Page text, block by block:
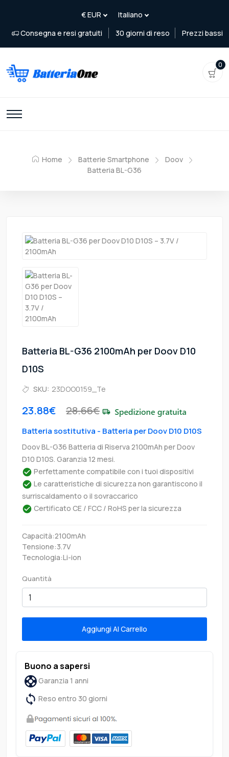
Consegna e resi gratuiti 30 giorni di reso Prezzi bassi
0
Home Batterie Smartphone
Doov
Batteria BL-G36
Batteria BL-G36 2100mAh per Doov D10
D10S
SKU: 23DOO0159_Te
23.88€ 28.66€
Batteria sostitutiva - Batteria per Doov D10 D10S
Doov BL-G36 Batteria di Riserva 2100mAh per Doov
D10 D10S. Garanzia 12 mesi.
Perfettamente compatibile con i tuoi dispositivi
Le caratteristiche di sicurezza non garantiscono il
surriscaldamento o il sovraccarico
Certificato CE / FCC / RoHS per la sicurezza
Capacità:2100mAh
Tensione:3.7V
Tecnologia:Li-ion
Quantità
Aggiungi Al Carrello
Buono a sapersi
Garanzia 1 anni
Reso entro 30 giorni